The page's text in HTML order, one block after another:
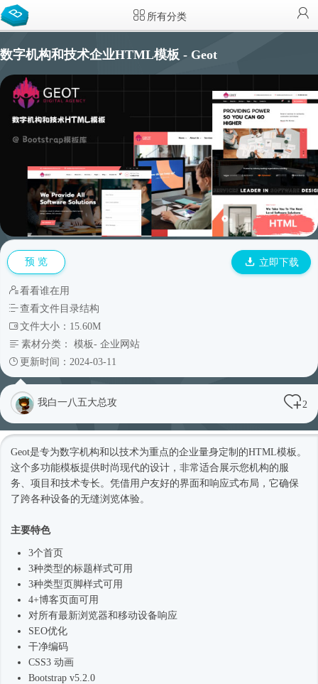
所有分类
数字机构和技术企业HTML模板 - Geot
预 览 立即下载
看看谁在用
查看文件目录结构
文件大小：15.60M
素材分类： 模板- 企业网站
更新时间：2024-03-11
我白一八五大总攻 2
Geot是专为数字机构和以技术为重点的企业量身定制的HTML模板 。
这个多功能模板提供时尚现代的设计，非常适合展示您机构的服
务、项目和技术专长。凭借用户友好的界面和 响应式布局，它确保
了跨各种设备的无缝浏览体验。
主要特色
3个首页
3种类型的标题样式可用
3种类型页脚样式可用
4+博客页面可用
对所有最新浏览器和移动设备响应
SEO优化
干净编码
CSS3 动画
Bootstrap v5.2.0